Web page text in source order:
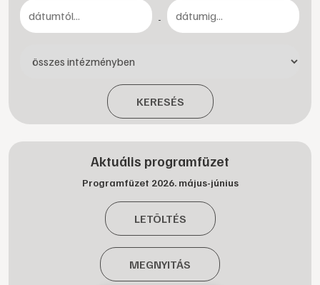
-
KERESÉS
Aktuális programfüzet
Programfüzet 2026. május-június
LETÖLTÉS
MEGNYITÁS